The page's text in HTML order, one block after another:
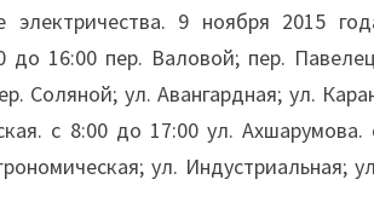
электричества. 9 ноября 2015
16:00 пер. Валовой; пер.
Соляной; ул. Авангардная; ул.
с 8:00 до 17:00 ул.
ул. Индустриальная;